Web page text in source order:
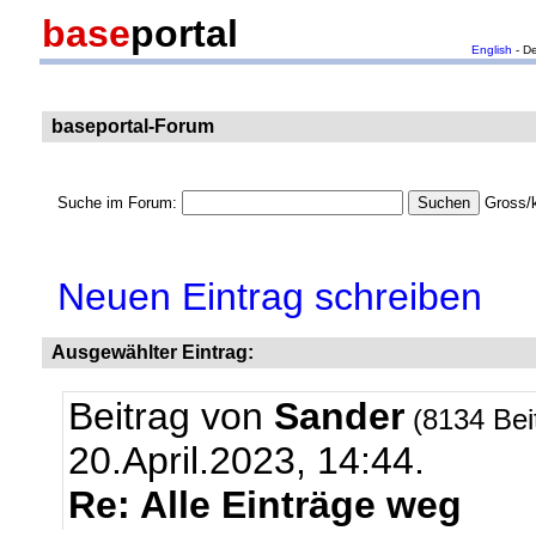
baseportal English -
baseportal-Forum
Suche im Forum: Gross/
Neuen Eintrag schreiben
Ausgewählter Eintrag:
Beitrag von Sander (8134
20.April.2023, 14:44.
Re: Alle Einträge weg